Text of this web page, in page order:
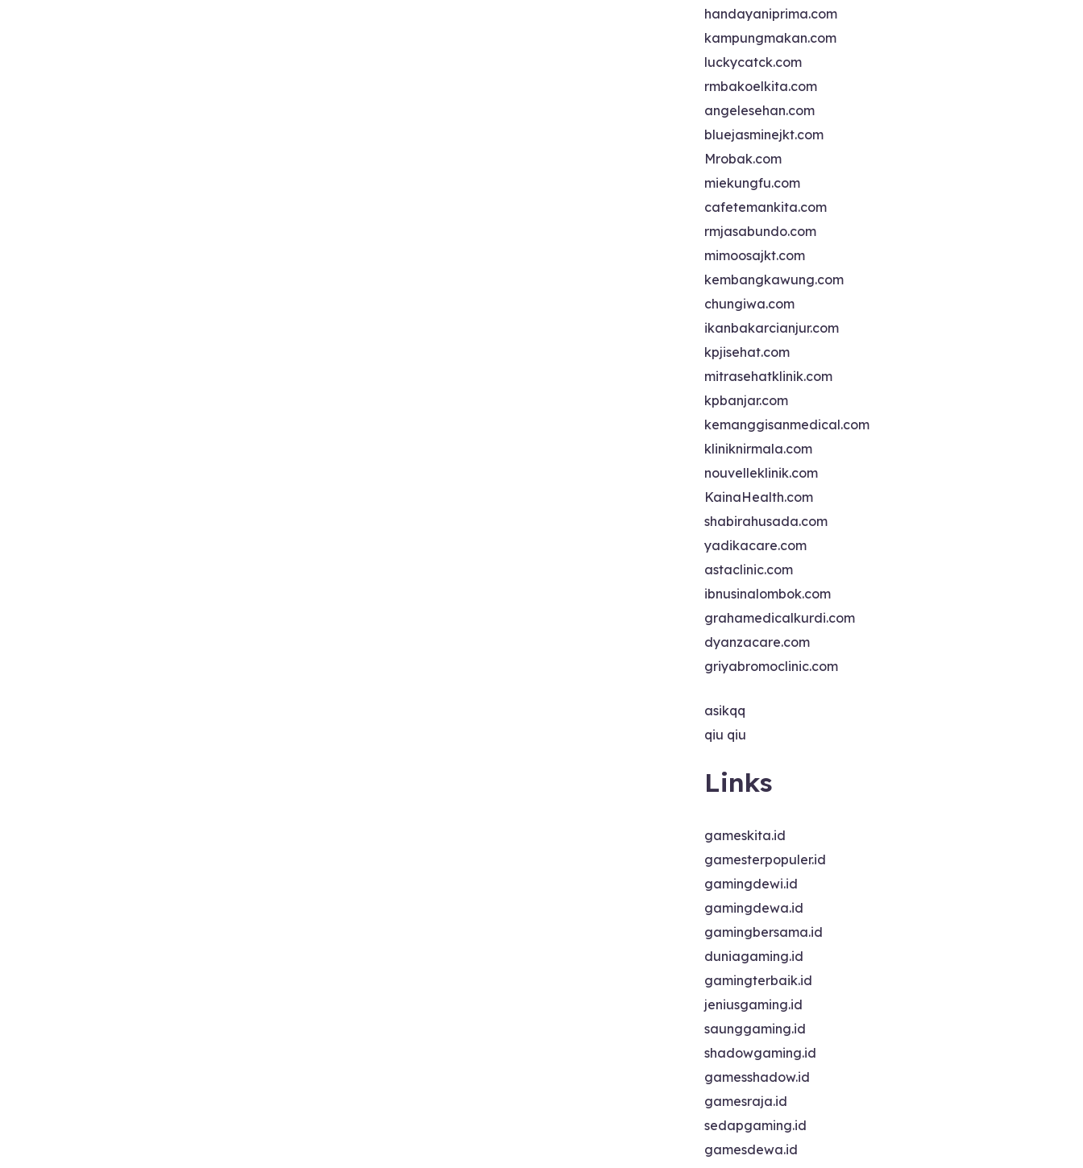
handayaniprima.com
kampungmakan.com
luckycatck.com
rmbakoelkita.com
angelesehan.com
bluejasminejkt.com
Mrobak.com
miekungfu.com
cafetemankita.com
rmjasabundo.com
mimoosajkt.com
kembangkawung.com
chungiwa.com
ikanbakarcianjur.com
kpjisehat.com
mitrasehatklinik.com
kpbanjar.com
kemanggisanmedical.com
kliniknirmala.com
nouvelleklinik.com
KainaHealth.com
shabirahusada.com
yadikacare.com
astaclinic.com
ibnusinalombok.com
grahamedicalkurdi.com
dyanzacare.com
griyabromoclinic.com
asikqq
qiu qiu
Links
gameskita.id
gamesterpopuler.id
gamingdewi.id
gamingdewa.id
gamingbersama.id
duniagaming.id
gamingterbaik.id
jeniusgaming.id
saunggaming.id
shadowgaming.id
gamesshadow.id
gamesraja.id
sedapgaming.id
gamesdewa.id